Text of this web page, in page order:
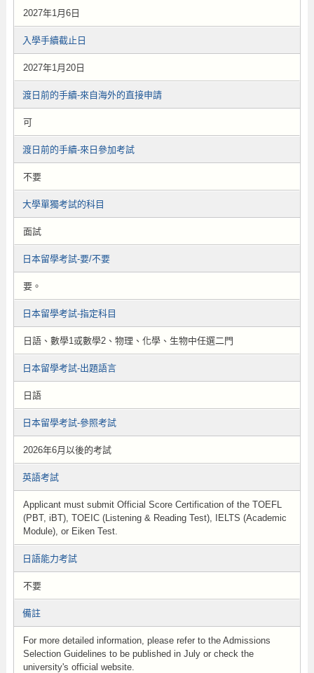
2027年1月6日
入學手續截止日
2027年1月20日
渡日前的手續-來自海外的直接申請
可
渡日前的手續-來日參加考試
不要
大學單獨考試的科目
面試
日本留學考試-要/不要
要。
日本留學考試-指定科目
日語、數學1或數學2、物理、化學、生物中任選二門
日本留學考試-出題語言
日語
日本留學考試-參照考試
2026年6月以後的考試
英語考試
Applicant must submit Official Score Certification of the TOEFL
(PBT, iBT), TOEIC (Listening & Reading Test), IELTS (Academic
Module), or Eiken Test.
日語能力考試
不要
備註
For more detailed information, please refer to the Admissions
Selection Guidelines to be published in July or check the
university's official website.